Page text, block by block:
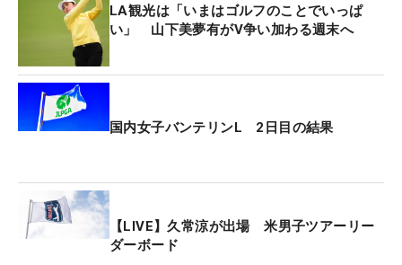
LA観光は「いまはゴルフのことでいっぱ
い」 山下美夢有がV争い加わる週末へ
国内女子バンテリンL 2日目の結果
【LIVE】久常涼が出場 米男子ツアーリー
ダーボード